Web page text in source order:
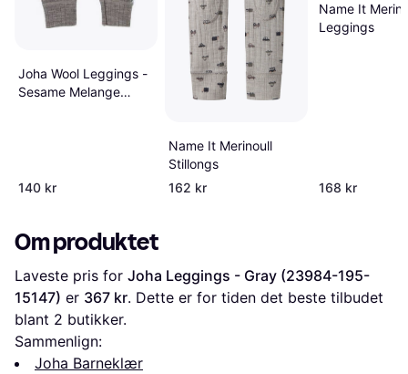
Joha Wool Leggings -
Sesame Melange
140 kr
Name It Merinoull
Stillongs
162 kr
Name It
Leggings
168 kr
Om produktet
Laveste pris for Joha Leggings - Gray (23984-195-
15147) er 367 kr. Dette er for tiden det beste tilbudet
blant 2 butikker.
Sammenlign:
Joha Barneklær